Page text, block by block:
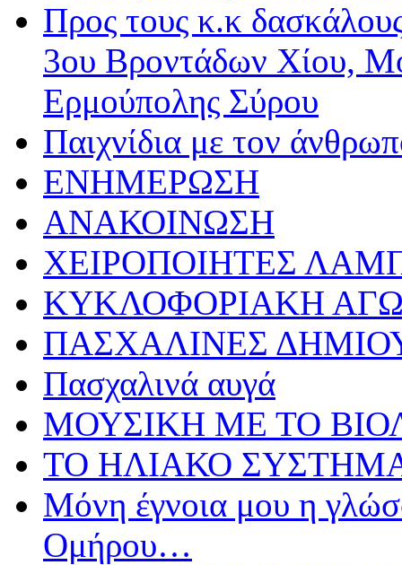
Προς τους κ.κ
3ου Βροντάδων Χίου,
Ερμούπολης Σύρου
Παιχνίδια με τον
ΕΝΗΜΕΡΩΣΗ
ΑΝΑΚΟΙΝΩΣΗ
ΧΕΙΡΟΠΟΙΗΤΕΣ
ΚΥΚΛΟΦΟΡΙΑΚΗ
ΠΑΣΧΑΛΙΝΕΣ
Πασχαλινά αυγά
ΜΟΥΣΙΚΗ ΜΕ ΤΟ
ΤΟ ΗΛΙΑΚΟ
Μόνη έγνοια μου η
Ομήρου…